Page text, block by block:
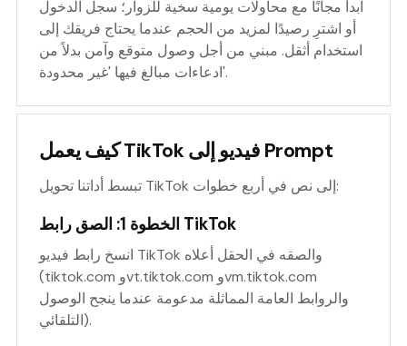
ابدأ مجانًا مع محاولات يومية سخية للزوار؛ سجل الدخول
أو اشترِ رصيدًا لمزيد من الحجم عندما يحتاج فريقك إلى
استخدام أثقل. مبني من أجل وصول متوقع وآمن بدلاً من
ادعاءات مبالغ فيها 'غير محدودة'.
كيف يعمل TikTok فيديو إلى Prompt
تبسط أداتنا تحويل TikTok إلى نص في أربع خطوات:
الخطوة 1: الصق رابط TikTok
انسخ رابط فيديو TikTok والصقه في الحقل أعلاه
(tiktok.com وvt.tiktok.com وvm.tiktok.com
والروابط العامة المماثلة مدعومة عندما ينجح الوصول
التلقائي).